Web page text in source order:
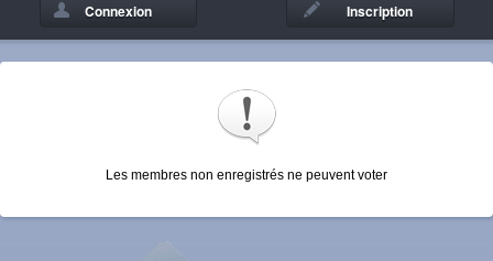
Connexion Inscription
Les membres non enregistrés ne peuvent voter